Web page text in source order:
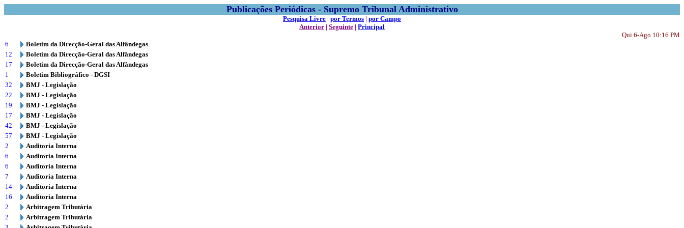
Publicações Periódicas - Supremo Tribunal Administrativo
Pesquisa Livre | por Termos | por Campo
Anterior | Seguinte | Principal
Qui 6-Ago 10:16 PM
6
Boletim da Direcção-Geral das Alfândegas
12
Boletim da Direcção-Geral das Alfândegas
17
Boletim da Direcção-Geral das Alfândegas
1
Boletim Bibliográfico - DGSI
32
BMJ - Legislação
22
BMJ - Legislação
19
BMJ - Legislação
17
BMJ - Legislação
42
BMJ - Legislação
57
BMJ - Legislação
2
Auditoria Interna
6
Auditoria Interna
6
Auditoria Interna
7
Auditoria Interna
14
Auditoria Interna
16
Auditoria Interna
2
Arbitragem Tributária
2
Arbitragem Tributária